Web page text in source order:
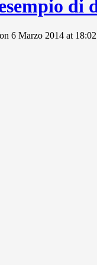
di
6 Marzo 2014 at